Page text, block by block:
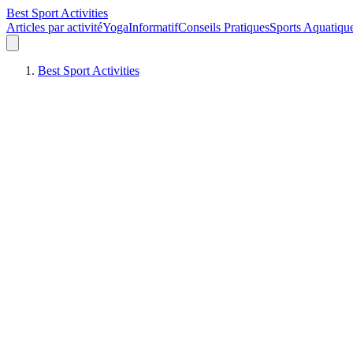
Best Sport Activities
Articles par activitéYogaInformatifConseils PratiquesSports
Best Sport Activities